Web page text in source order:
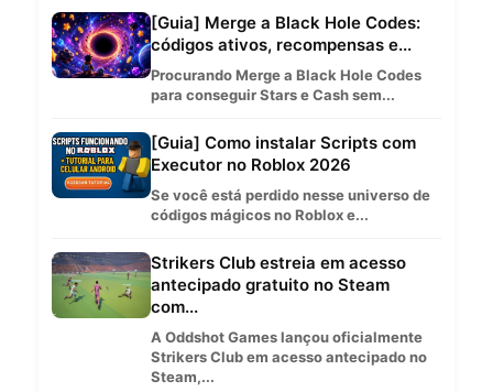
[Guia] Merge a Black Hole Codes:
códigos ativos, recompensas e...
Procurando Merge a Black Hole Codes
para conseguir Stars e Cash sem...
[Guia] Como instalar Scripts com
Executor no Roblox 2026
Se você está perdido nesse universo de
códigos mágicos no Roblox e...
Strikers Club estreia em acesso
antecipado gratuito no Steam
com...
A Oddshot Games lançou oficialmente
Strikers Club em acesso antecipado no
Steam,...